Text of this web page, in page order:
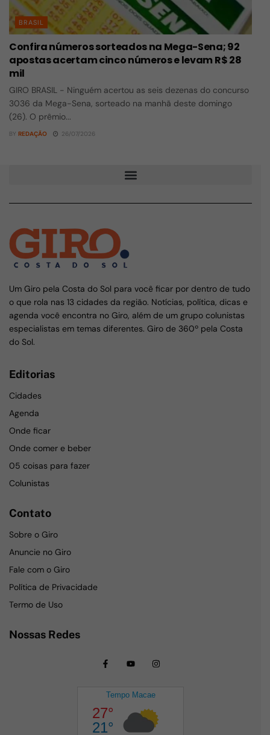
BRASIL
Confira números sorteados na Mega-Sena; 92
apostas acertam cinco números e levam R$ 28
mil
GIRO BRASIL - Ninguém acertou as seis dezenas do concurso
3036 da Mega-Sena, sorteado na manhã deste domingo
(26). O prêmio...
BY REDAÇÃO 26/07/2026
Um Giro pela Costa do Sol para você ficar por dentro de tudo
o que rola nas 13 cidades da região. Notícias, política, dicas e
agenda você encontra no Giro, além de um grupo colunistas
especialistas em temas diferentes. Giro de 360º pela Costa
do Sol.
Editorias
Cidades
Agenda
Onde ficar
Onde comer e beber
05 coisas para fazer
Colunistas
Contato
Sobre o Giro
Anuncie no Giro
Fale com o Giro
Política de Privacidade
Termo de Uso
Nossas Redes